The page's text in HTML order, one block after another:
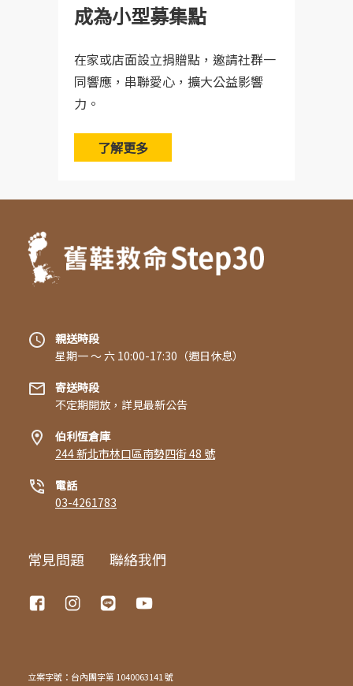
成為小型募集點
在家或店面設立捐贈點，邀請社群一
同響應，串聯愛心，擴大公益影響
力。
了解更多
親送時段
星期一 〜 六 10:00-17:30（週日休息）
寄送時段
不定期開放，詳見最新公告
伯利恆倉庫
244 新北市林口區南勢四街 48 號
電話
03-4261783
常見問題 聯絡我們
立案字號：台內團字第 1040063141 號